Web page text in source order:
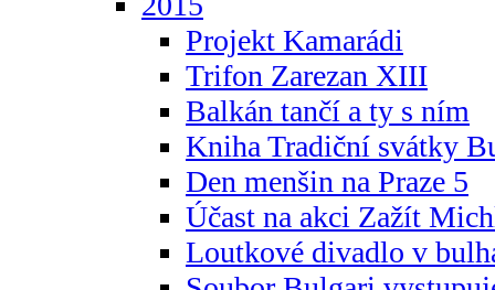
Projekt Kamarádi
Trifon Zarezan XIII
Balkán tančí a ty s ním
Kniha Tradiční svátky
Den menšin na Praze 5
Účast na akci Zažít
Loutkové divadlo v